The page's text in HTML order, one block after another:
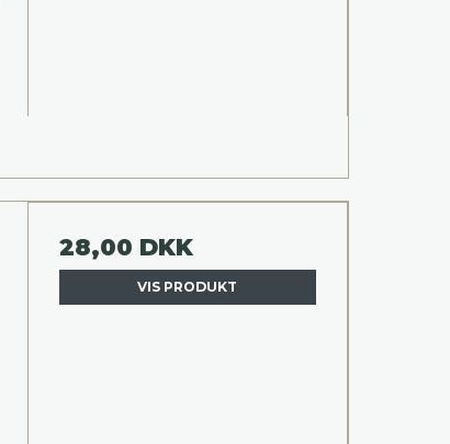
28,00 DKK
VIS PRODUKT